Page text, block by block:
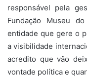
responsável pela
Fundação Museu
entidade que gere o
a visibilidade
acredito que vão
vontade política e